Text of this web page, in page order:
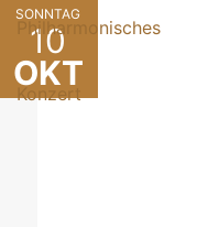
SONNTAG
10
OKT